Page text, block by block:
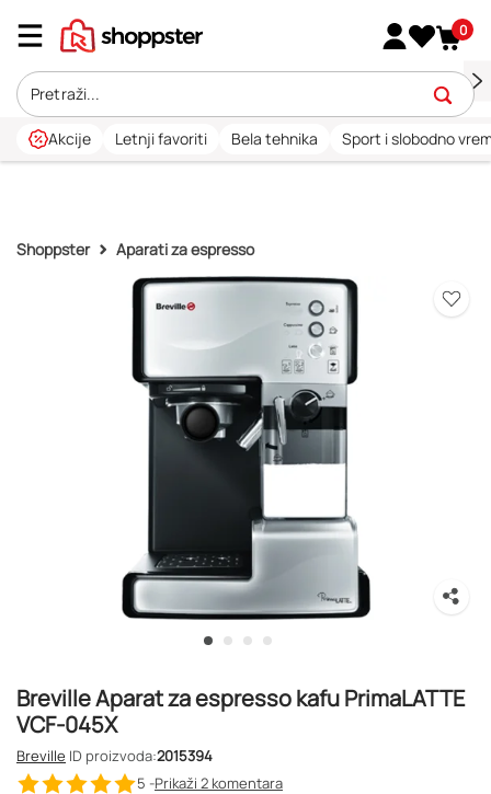
0
Akcije Letnji favoriti Bela tehnika Sport i slobodno
Shoppster Aparati za espresso
Breville Aparat za espresso kafu PrimaLATTE
VCF-045X
Breville ID proizvoda:2015394
5 -Prikaži 2 komentara